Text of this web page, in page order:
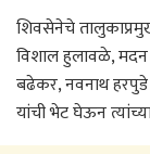
शिवसेनेचे
विशाल हुलावळे, मदन
बढेकर, नवनाथ
यांची भेट घेऊन